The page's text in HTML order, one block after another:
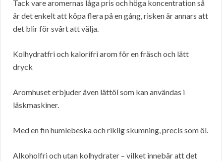
Tack vare aromernas låga pris och höga koncentration så
är det enkelt att köpa flera på en gång, risken är annars att
det blir för svårt att välja.
Kolhydratfri och kalorifri arom för en fräsch och lätt
dryck
Aromhuset erbjuder även lättöl som kan användas i
läskmaskiner.
Med en fin humlebeska och riklig skumning, precis som öl.
Alkoholfri och utan kolhydrater – vilket innebär att det